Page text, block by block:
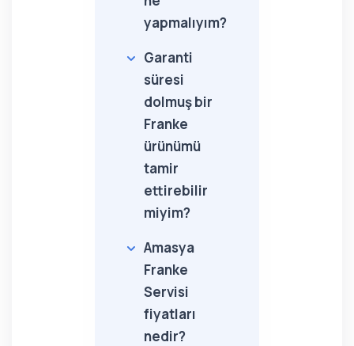
yapmalıyım?
Garanti
süresi
dolmuş bir
Franke
ürünümü
tamir
ettirebilir
miyim?
Amasya
Franke
Servisi
fiyatları
nedir?